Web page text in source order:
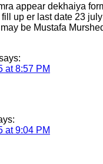
appear dekhaiya
fill up er last date 23
be Mustafa
at 8:57 PM
at 9:04 PM